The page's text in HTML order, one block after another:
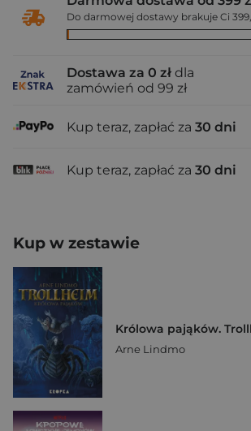
Do darmowej dostawy brakuje Ci
Dostawa za 0 zł dla
zamówień od 99 zł
Kup teraz, zapłać za 30 dni
Kup teraz, zapłać za 30 dni
Kup w zestawie
Królowa pająków.
Arne Lindmo